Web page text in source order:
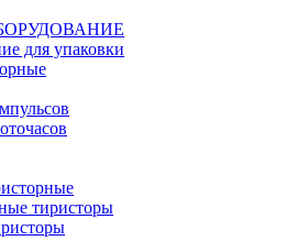
для упаковки
тиристоры